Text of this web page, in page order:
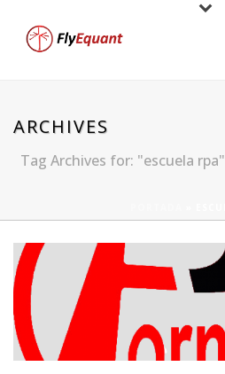
ARCHIVES
Tag Archives for: "escuela rpa"